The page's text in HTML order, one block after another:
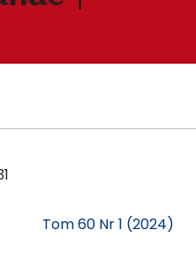
Tom 60 Nr 1 (2024)